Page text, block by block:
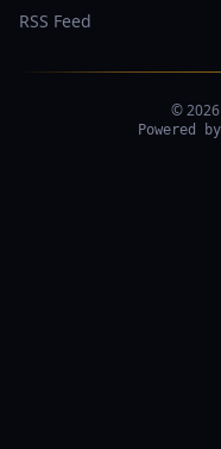
RSS Feed
©
Powered